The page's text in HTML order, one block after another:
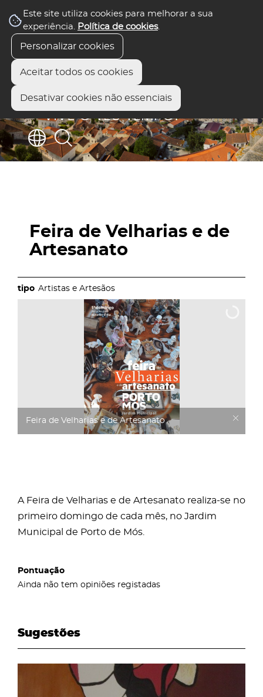
Este site utiliza cookies para melhorar a sua
experiência. Política de cookies.
Personalizar cookies
Aceitar todos os cookies
Desativar cookies não essenciais
Feira de Velharias e de
Artesanato
Artistas e Artesãos
Feira de Velharias e de Artesanato
A Feira de Velharias e de Artesanato realiza-se no
primeiro domingo de cada mês, no Jardim
Municipal de Porto de Mós.
Pontuação
Ainda não tem opiniões registadas
Sugestões